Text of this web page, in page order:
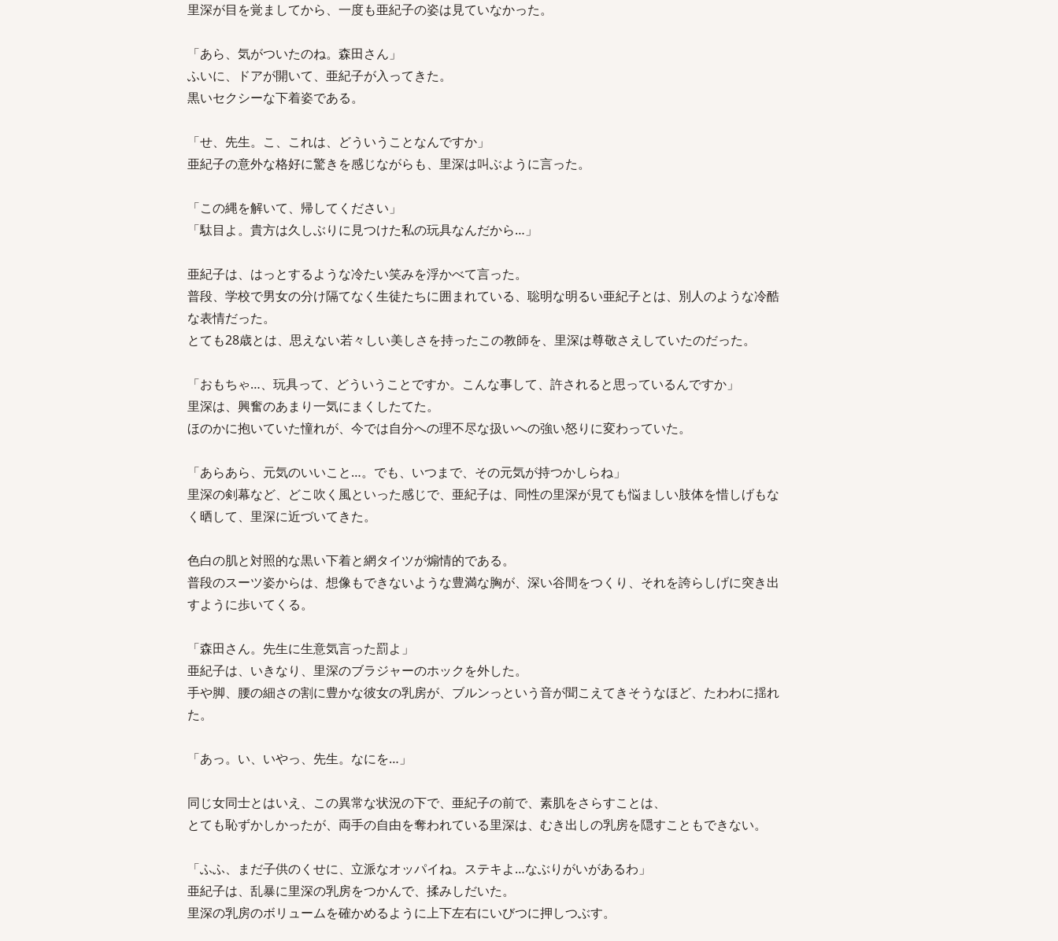
里深が目を覚ましてから、一度も亜紀子の姿は見ていなかった。
「あら、気がついたのね。森田さん」
ふいに、ドアが開いて、亜紀子が入ってきた。
黒いセクシーな下着姿である。
「せ、先生。こ、これは、どういうことなんですか」
亜紀子の意外な格好に驚きを感じながらも、里深は叫ぶように言った。
「この縄を解いて、帰してください」
「駄目よ。貴方は久しぶりに見つけた私の玩具なんだから…」
亜紀子は、はっとするような冷たい笑みを浮かべて言った。
普段、学校で男女の分け隔てなく生徒たちに囲まれている、聡明な明るい亜紀子とは、別人のような冷酷
な表情だった。
とても28歳とは、思えない若々しい美しさを持ったこの教師を、里深は尊敬さえしていたのだった。
「おもちゃ…、玩具って、どういうことですか。こんな事して、許されると思っているんですか」
里深は、興奮のあまり一気にまくしたてた。
ほのかに抱いていた憧れが、今では自分への理不尽な扱いへの強い怒りに変わっていた。
「あらあら、元気のいいこと…。でも、いつまで、その元気が持つかしらね」
里深の剣幕など、どこ吹く風といった感じで、亜紀子は、同性の里深が見ても悩ましい肢体を惜しげもな
く晒して、里深に近づいてきた。
色白の肌と対照的な黒い下着と網タイツが煽情的である。
普段のスーツ姿からは、想像もできないような豊満な胸が、深い谷間をつくり、それを誇らしげに突き出
すように歩いてくる。
「森田さん。先生に生意気言った罰よ」
亜紀子は、いきなり、里深のブラジャーのホックを外した。
手や脚、腰の細さの割に豊かな彼女の乳房が、ブルンっという音が聞こえてきそうなほど、たわわに揺れ
た。
「あっ。い、いやっ、先生。なにを…」
同じ女同士とはいえ、この異常な状況の下で、亜紀子の前で、素肌をさらすことは、
とても恥ずかしかったが、両手の自由を奪われている里深は、むき出しの乳房を隠すこともできない。
「ふふ、まだ子供のくせに、立派なオッパイね。ステキよ…なぶりがいがあるわ」
亜紀子は、乱暴に里深の乳房をつかんで、揉みしだいた。
里深の乳房のボリュームを確かめるように上下左右にいびつに押しつぶす。